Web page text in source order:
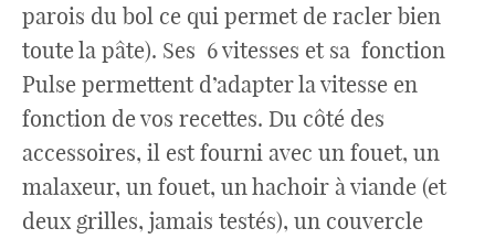
parois du bol ce qui permet de racler bien
toute la pâte). Ses 6 vitesses et sa fonction
Pulse permettent d’adapter la vitesse en
fonction de vos recettes. Du côté des
accessoires, il est fourni avec un fouet, un
malaxeur, un fouet, un hachoir à viande (et
deux grilles, jamais testés), un couvercle